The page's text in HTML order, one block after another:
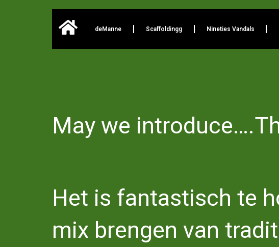
deManne Scaffoldingg Nineties Vandals
May we
Het is fantastisch te
mix brengen van